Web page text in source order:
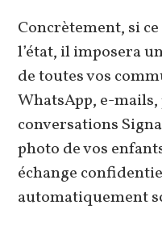
Concrètement, si
l’état, il imposera
de toutes vos
WhatsApp, e-
conversations
photo de vos
échange
automatiquement